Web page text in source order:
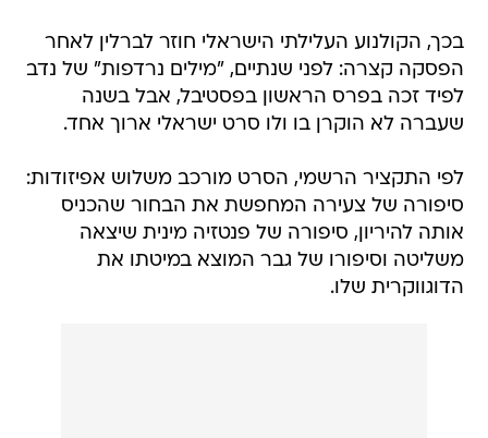
בכך, הקולנוע העלילתי הישראלי חוזר לברלין לאחר
הפסקה קצרה: לפני שנתיים, "מילים נרדפות" של נדב
לפיד זכה בפרס הראשון בפסטיבל, אבל בשנה
שעברה לא הוקרן בו ולו סרט ישראלי ארוך אחד.
לפי התקציר הרשמי, הסרט מורכב משלוש אפיזודות:
סיפורה של צעירה המחפשת את הבחור שהכניס
אותה להיריון, סיפורה של פנטזיה מינית שיצאה
משליטה וסיפורו של גבר המוצא במיטתו את
הדוגווקרית שלו.